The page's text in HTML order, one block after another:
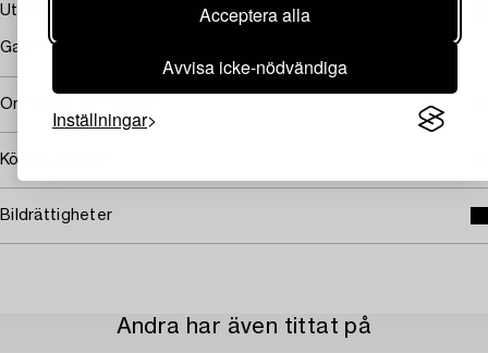
Acceptera alla
Avvisa icke-nödvändiga
Inställningar
Utställningar
Galleri Bel'Art, Stockholm, "Kurt Jungstedt", 1982.
Omfattas av följerätt
Köpinformation
Bildrättigheter
Andra har även tittat på